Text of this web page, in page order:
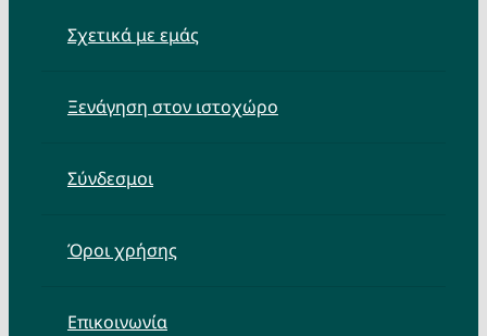
Σχετικά με εμάς
Ξενάγηση στον ιστοχώρο
Σύνδεσμοι
Όροι χρήσης
Επικοινωνία